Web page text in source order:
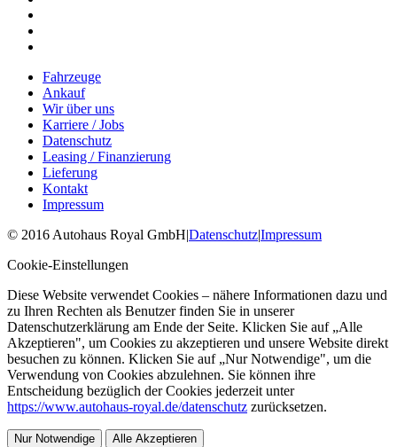
Fahrzeuge
Ankauf
Wir über uns
Karriere / Jobs
Datenschutz
Leasing / Finanzierung
Lieferung
Kontakt
Impressum
© 2016 Autohaus Royal GmbH|Datenschutz|Impressum
Cookie-Einstellungen
Diese Website verwendet Cookies – nähere Informationen dazu und
zu Ihren Rechten als Benutzer finden Sie in unserer
Datenschutzerklärung am Ende der Seite. Klicken Sie auf „Alle
Akzeptieren", um Cookies zu akzeptieren und unsere Website direkt
besuchen zu können. Klicken Sie auf „Nur Notwendige", um die
Verwendung von Cookies abzulehnen. Sie können ihre
Entscheidung bezüglich der Cookies jederzeit unter
https://www.autohaus-royal.de/datenschutz zurücksetzen.
Nur Notwendige Alle Akzeptieren